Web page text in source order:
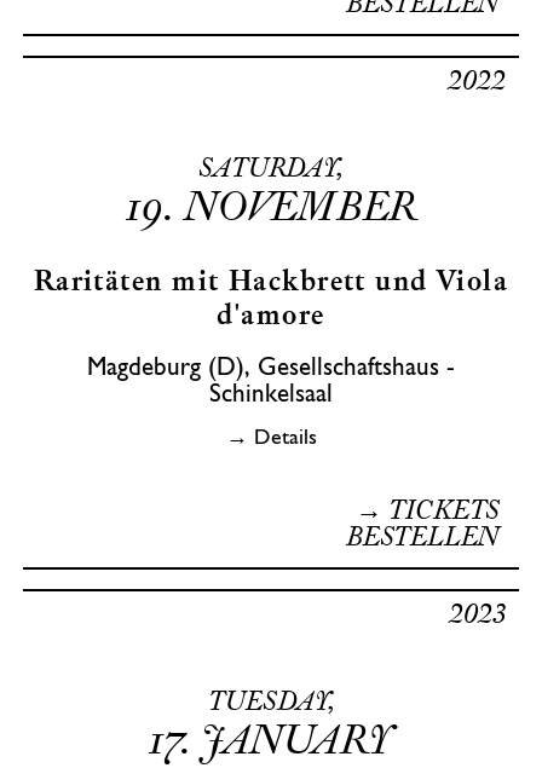
BESTELLEN
SATURDAY,
19. NOVEMBER
2022
Raritäten mit Hackbrett und Viola
d'amore
Magdeburg (D), Gesellschaftshaus -
Schinkelsaal
→ Details
→ TICKETS
BESTELLEN
TUESDAY,
17. JANUARY
2023